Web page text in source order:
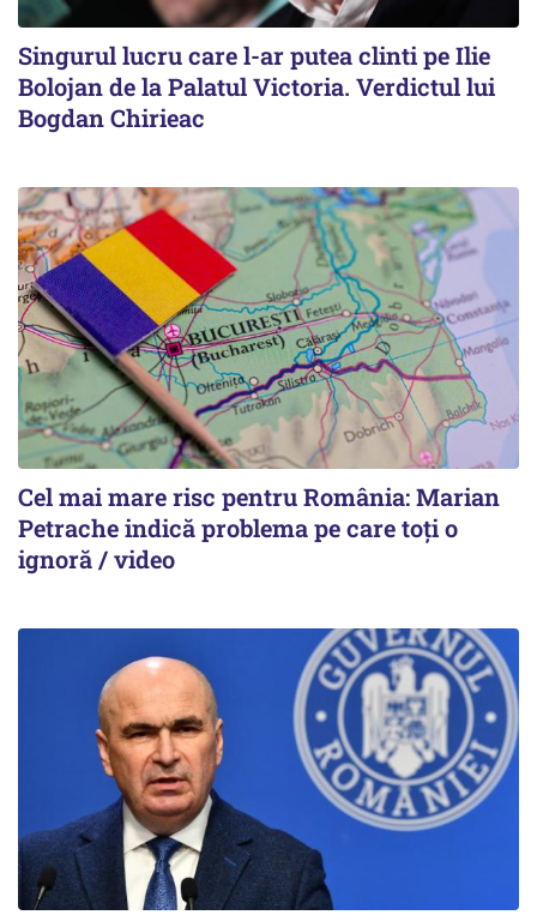
Singurul lucru care l-ar putea clinti pe Ilie
Bolojan de la Palatul Victoria. Verdictul lui
Bogdan Chirieac
Cel mai mare risc pentru România: Marian
Petrache indică problema pe care toți o
ignoră / video